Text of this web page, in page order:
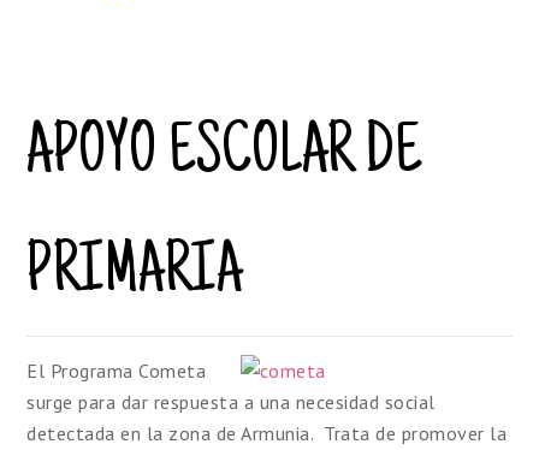
APOYO ESCOLAR DE
PRIMARIA
El Programa Cometa
surge para dar respuesta a una necesidad social
detectada en la zona de Armunia. Trata de promover la